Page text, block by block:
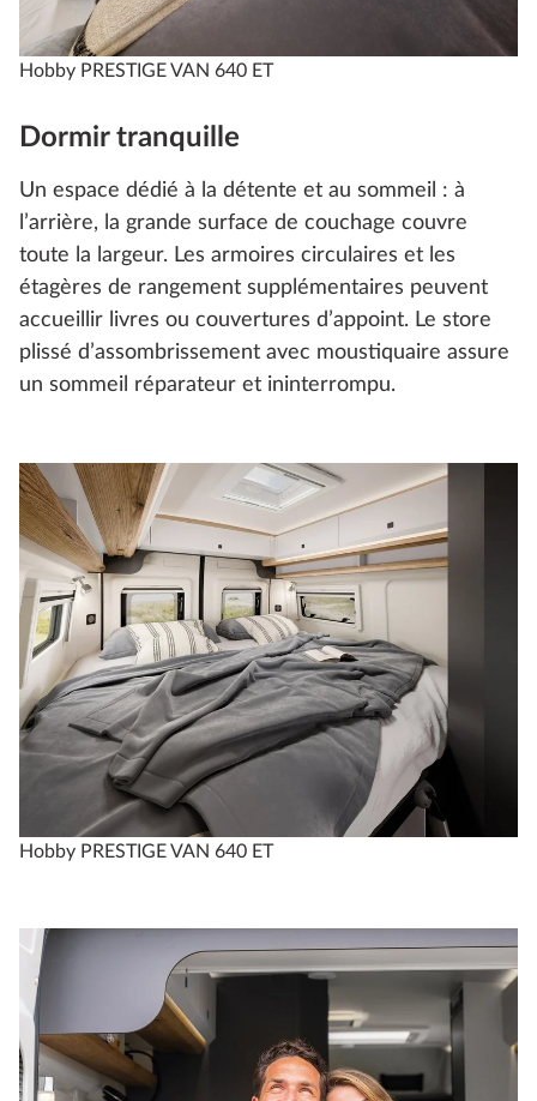
Hobby PRESTIGE VAN 640 ET
Dormir tranquille
Un espace dédié à la détente et au sommeil : à
l’arrière, la grande surface de couchage couvre
toute la largeur. Les armoires circulaires et les
étagères de rangement supplémentaires peuvent
accueillir livres ou couvertures d’appoint. Le store
plissé d’assombrissement avec moustiquaire assure
un sommeil réparateur et ininterrompu.
Hobby PRESTIGE VAN 640 ET